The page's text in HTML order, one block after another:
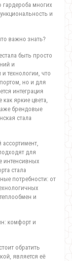
многих
и
важно знать?
быть просто
и
технологии, что
но и для
интеграция
яркие цвета,
брендовые
стала
для
интенсивных
стала
потребности: от
и
комфорт и
обратить
является её